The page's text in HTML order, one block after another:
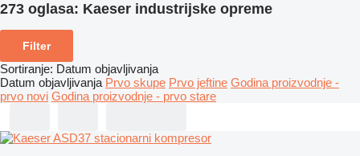
273 oglasa: Kaeser industrijske opreme
Filter
Sortiranje: Datum objavljivanja
Datum objavljivanja Prvo skupe Prvo jeftine Godina proizvodnje -
prvo novi Godina proizvodnje - prvo stare